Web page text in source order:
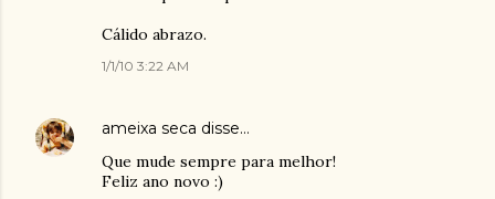
Cálido abrazo.
1/1/10 3:22 AM
ameixa seca disse…
Que mude sempre para melhor!
Feliz ano novo :)